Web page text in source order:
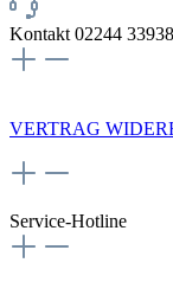
Kontakt 02244 33938
VERTRAG
Service-Hotline